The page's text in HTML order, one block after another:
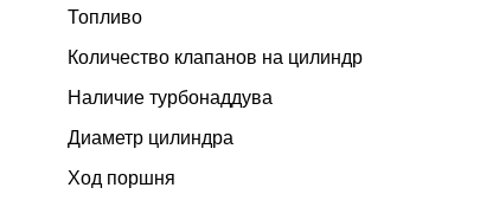
Топливо
Количество клапанов на цилиндр
Наличие турбонаддува
Диаметр цилиндра
Ход поршня